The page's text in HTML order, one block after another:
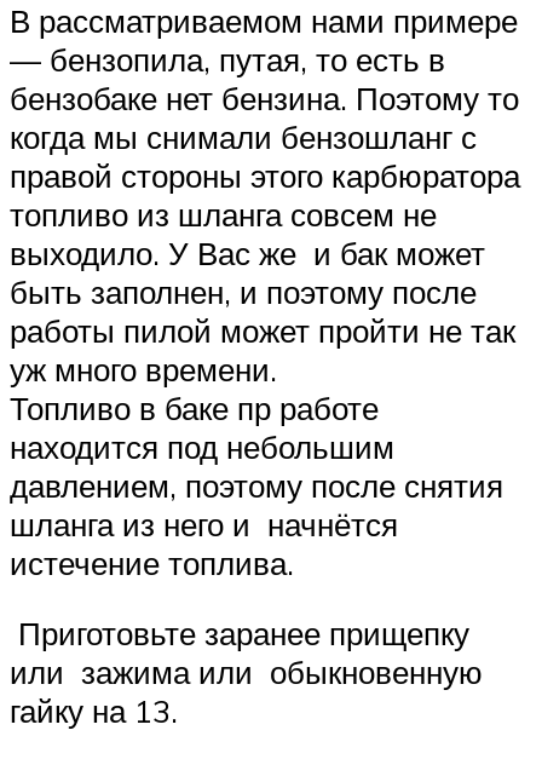
В рассматриваемом нами примере
— бензопила, путая, то есть в
бензобаке нет бензина. Поэтому то
когда мы снимали бензошланг с
правой стороны этого карбюратора
топливо из шланга совсем не
выходило. У Вас же и бак может
быть заполнен, и поэтому после
работы пилой может пройти не так
уж много времени.
Топливо в баке пр работе
находится под небольшим
давлением, поэтому после снятия
шланга из него и начнётся
истечение топлива.
Приготовьте заранее прищепку
или зажима или обыкновенную
гайку на 13.